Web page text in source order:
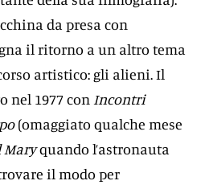
da presa con
il ritorno a un altro tema
artistico: gli alieni. Il
nel 1977 con Incontri
(omaggiato qualche mese
Maryquando l’astronauta
il modo per